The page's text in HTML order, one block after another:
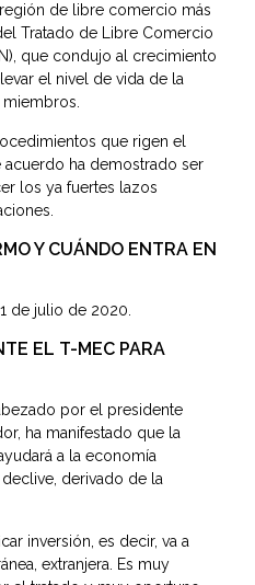
de libre comercio más
Tratado de Libre Comercio
que condujo al crecimiento
el nivel de vida de la
que rigen el
ha demostrado ser
los ya fuertes lazos
Y CUÁNDO ENTRA EN
de julio de 2020.
EL T-MEC PARA
por el presidente
ha manifestado que la
a la economía
derivado de la
inversión, es decir, va a
extranjera. Es muy